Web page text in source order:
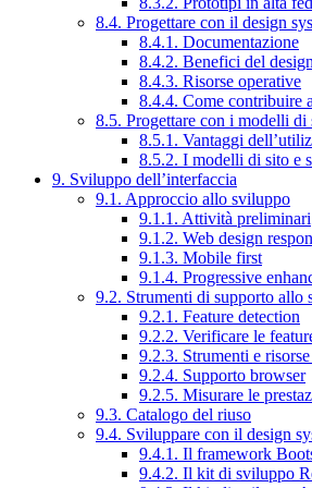
8.4. Progettare con il design
8.4.1. Documentazione
8.4.2. Benefici del
8.4.3. Risorse operative
8.4.4. Come contribuire
8.5. Progettare con i modelli di
8.5.1. Vantaggi
8.5.2. I modelli di sito e
9. Sviluppo dell’interfaccia
9.1. Approccio allo sviluppo
9.1.1. Attività preliminari
9.1.2. Web design
9.1.3. Mobile first
9.1.4. Progressive
9.2. Strumenti di supporto allo
9.2.1. Feature detection
9.2.2. Verificare le
9.2.3. Strumenti e
9.2.4. Supporto browser
9.2.5. Misurare le
9.3. Catalogo del riuso
9.4. Sviluppare con il design
9.4.1. Il framework
9.4.2. Il kit di sviluppo